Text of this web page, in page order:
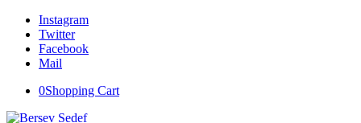
Instagram
Twitter
Facebook
Mail
0Shopping Cart